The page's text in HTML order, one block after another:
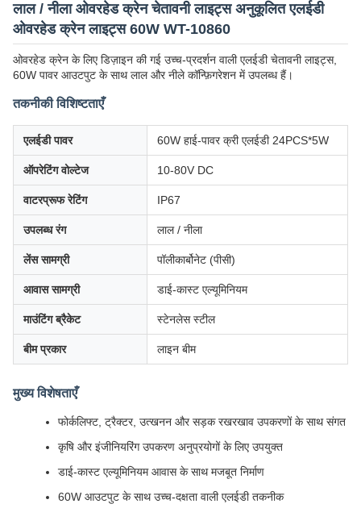
लाल / नीला ओवरहेड क्रेन चेतावनी लाइट्स अनुकूलित एलईडी
ओवरहेड क्रेन लाइट्स 60W WT-10860
ओवरहेड क्रेन के लिए डिज़ाइन की गई उच्च-प्रदर्शन वाली एलईडी चेतावनी लाइट्स,
60W पावर आउटपुट के साथ लाल और नीले कॉन्फ़िगरेशन में उपलब्ध हैं।
तकनीकी विशिष्टताएँ
एलईडी पावर 60W हाई-पावर क्री एलईडी 24PCS*5W
ऑपरेटिंग वोल्टेज 10-80V DC
वाटरप्रूफ रेटिंग IP67
उपलब्ध रंग लाल / नीला
लेंस सामग्री पॉलीकार्बोनेट (पीसी)
आवास सामग्री डाई-कास्ट एल्यूमिनियम
माउंटिंग ब्रैकेट स्टेनलेस स्टील
बीम प्रकार लाइन बीम
मुख्य विशेषताएँ
फोर्कलिफ्ट, ट्रैक्टर, उत्खनन और सड़क रखरखाव उपकरणों के साथ संगत
कृषि और इंजीनियरिंग उपकरण अनुप्रयोगों के लिए उपयुक्त
डाई-कास्ट एल्यूमिनियम आवास के साथ मजबूत निर्माण
60W आउटपुट के साथ उच्च-दक्षता वाली एलईडी तकनीक